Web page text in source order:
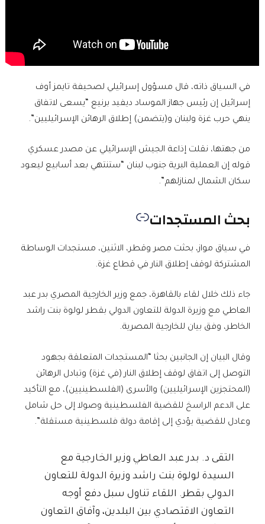
في السياق ذاته، قال مسؤول إسرائيلي لصحيفة تايمز أوف
إسرائيل إن رئيس جهاز الموساد ديفيد برنيع “يسعى لاتفاق
ينهي حرب غزة ولبنان و(يتضمن) إطلاق الرهائن الإسرائيليين”.
من جهتها، نقلت إذاعة الجيش الإسرائيلي عن مصدر عسكري
قوله إن العملية البرية جنوب لبنان “ستنتهي بعد أسابيع ليعود
سكان الشمال لمنازلهم”.
بحث المستجدات
في سياق مواز، بحثت مصر وقطر، الاثنين، مستجدات الوساطة
المشتركة لوقف إطلاق النار في قطاع غزة.
جاء ذلك خلال لقاء بالقاهرة، جمع وزير الخارجية المصري بدر عبد
العاطي مع وزيرة الدولة للتعاون الدولي بقطر لولوة بنت راشد
الخاطر، وفق بيان للخارجية المصرية.
وقال البيان إن الجانبين بحثا “المستجدات المتعلقة بجهود
التوصل إلى اتفاق لوقف إطلاق النار (في غزة) وتبادل الرهائن
(المحتجزين الإسرائيليين) والأسرى (الفلسطينيين)، مع التأكيد
على الدعم الراسخ للقضية الفلسطينية وصولا إلى حل شامل
وعادل للقضية يؤدي إلى إقامة دولة فلسطينية مستقلة”.
التقى د. بدر عبد العاطي وزير الخارجية مع
السيدة لولوة بنت راشد وزيرة الدولة للتعاون
الدولي بقطر. اللقاء تناول سبل دفع أوجه
التعاون الاقتصادي بين البلدين، وآفاق التعاون